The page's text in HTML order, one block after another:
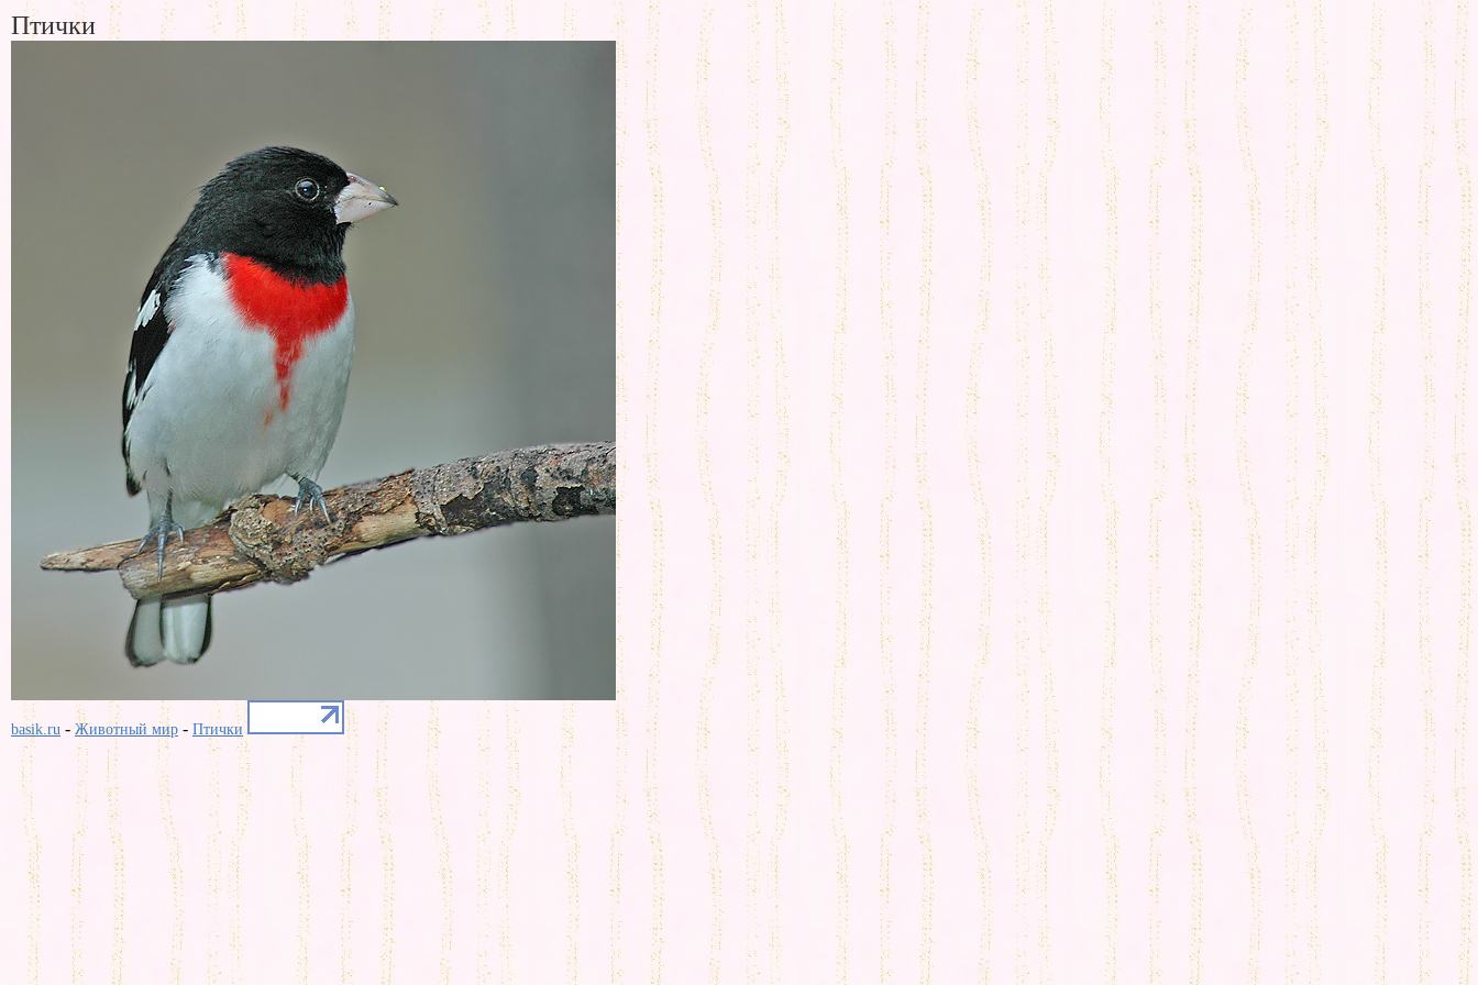
Птички
basik.ru - Животный мир - Птички